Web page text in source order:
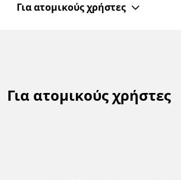
Για ατομικούς χρήστες
Για ατομικούς χρήστες